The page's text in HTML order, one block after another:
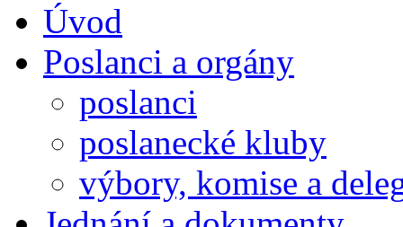
Úvod
Poslanci a orgány
poslanci
poslanecké kluby
výbory, komise a